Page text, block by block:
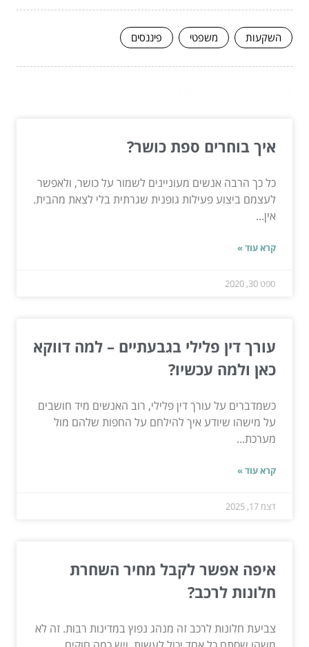
השקעות משפטי פיננסים
איך בוחרים ספת כושר?
כל כך הרבה אנשים מעוניינים לשמור על כושר, ולאפשר
לעצמם ביצוע פעילות גופנית שגרתית בלי לצאת מהבית.
אין...
קרא עוד »
ספט 30, 2020
עורך דין פלילי בגבעתיים – למה דווקא
כאן ולמה עכשיו?
כשמדברים על עורך דין פלילי, רוב האנשים מיד חושבים
על מישהו שיודע איך להילחם על החפות שלהם מול
מערכת...
קרא עוד »
דצמ 17, 2025
איפה אפשר לקבל מחיר השחרת
חלונות לרכב?
צביעת חלונות לרכב זה מנהג נפוץ במדינות רבות. זה לא